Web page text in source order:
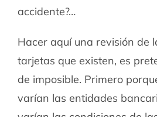
accidente?…
Hacer aquí una revisión de
tarjetas que existen, es
de imposible. Primero
varían las entidades